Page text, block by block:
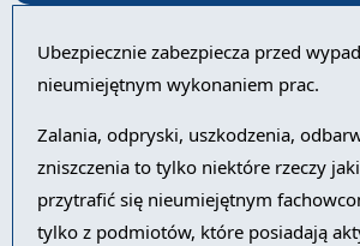
Ubezpiecznie zabezpiecza przed
nieumiejętnym wykonaniem prac.
Zalania, odpryski, uszkodzenia,
zniszczenia to tylko niektóre rzeczy
przytrafić się nieumiejętnym
tylko z podmiotów, które posiadają